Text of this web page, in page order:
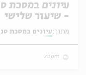
עיונים במסכת
- שיעור שלישי
מתוך: עיונים במסכת
zoom